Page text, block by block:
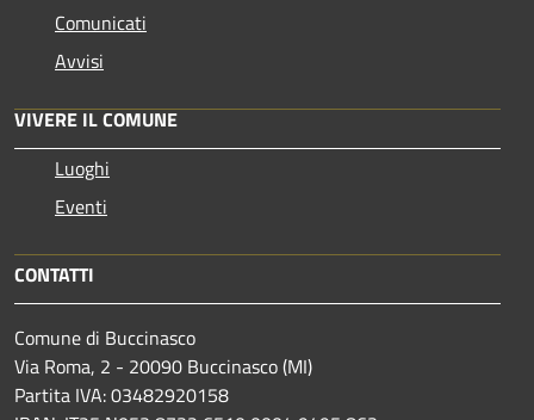
Comunicati
Avvisi
VIVERE IL COMUNE
Luoghi
Eventi
CONTATTI
Comune di Buccinasco
Via Roma, 2 - 20090 Buccinasco (MI)
Partita IVA: 03482920158